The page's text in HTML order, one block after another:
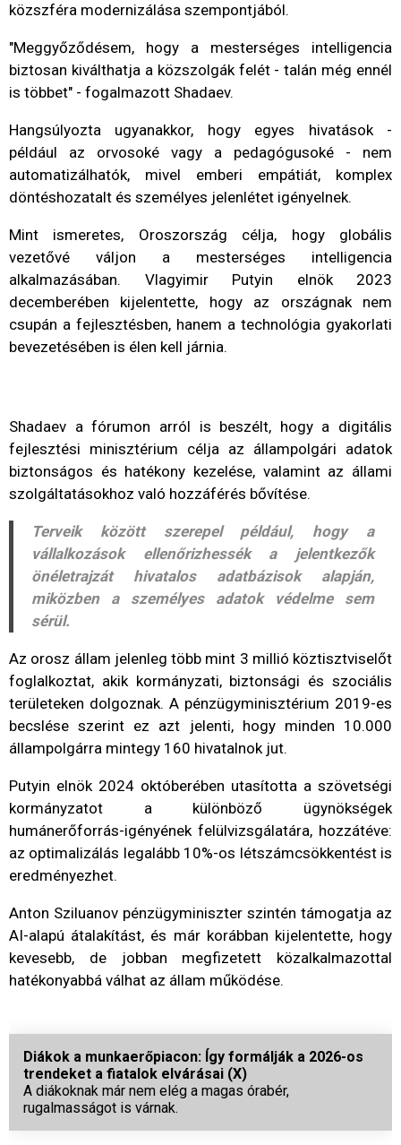
közszféra modernizálása szempontjából.
"Meggyőződésem, hogy a mesterséges intelligencia
biztosan kiválthatja a közszolgák felét - talán még ennél
is többet" - fogalmazott Shadaev.
Hangsúlyozta ugyanakkor, hogy egyes hivatások -
például az orvosoké vagy a pedagógusoké - nem
automatizálhatók, mivel emberi empátiát, komplex
döntéshozatalt és személyes jelenlétet igényelnek.
Mint ismeretes, Oroszország célja, hogy globális
vezetővé váljon a mesterséges intelligencia
alkalmazásában. Vlagyimir Putyin elnök 2023
decemberében kijelentette, hogy az országnak nem
csupán a fejlesztésben, hanem a technológia gyakorlati
bevezetésében is élen kell járnia.
Shadaev a fórumon arról is beszélt, hogy a digitális
fejlesztési minisztérium célja az állampolgári adatok
biztonságos és hatékony kezelése, valamint az állami
szolgáltatásokhoz való hozzáférés bővítése.
Terveik között szerepel például, hogy a
vállalkozások ellenőrizhessék a jelentkezők
önéletrajzát hivatalos adatbázisok alapján,
miközben a személyes adatok védelme sem
sérül.
Az orosz állam jelenleg több mint 3 millió köztisztviselőt
foglalkoztat, akik kormányzati, biztonsági és szociális
területeken dolgoznak. A pénzügyminisztérium 2019-es
becslése szerint ez azt jelenti, hogy minden 10.000
állampolgárra mintegy 160 hivatalnok jut.
Putyin elnök 2024 októberében utasította a szövetségi
kormányzatot a különböző ügynökségek
humánerőforrás-igényének felülvizsgálatára, hozzátéve:
az optimalizálás legalább 10%-os létszámcsökkentést is
eredményezhet.
Anton Sziluanov pénzügyminiszter szintén támogatja az
AI-alapú átalakítást, és már korábban kijelentette, hogy
kevesebb, de jobban megfizetett közalkalmazottal
hatékonyabbá válhat az állam működése.
Diákok a munkaerőpiacon: Így formálják a 2026-os
trendeket a fiatalok elvárásai (X)
A diákoknak már nem elég a magas órabér,
rugalmasságot is várnak.